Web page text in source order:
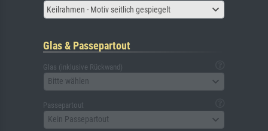
Keilrahmen - Motiv seitlich gespiegelt
Glas & Passepartout
Glas (inklusive Rückwand)
Bitte wählen
Passepartout
Kein Passepartout